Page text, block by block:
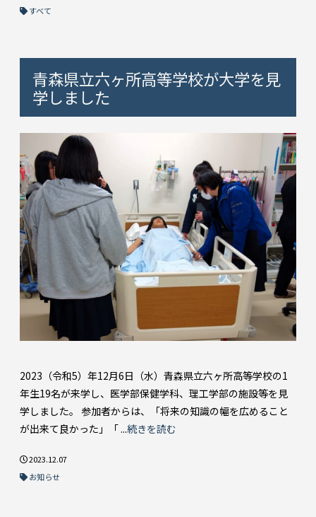
すべて
青森県立六ヶ所高等学校が大学を見
学しました
2023（令和5）年12月6日（水）青森県立六ヶ所高等学校の1
年生19名が来学し、医学部保健学科、理工学部の施設等を見
学しました。 参加者からは、「将来の知識の幅を広めること
が出来て良かった」「 ...続きを読む
2023.12.07
お知らせ